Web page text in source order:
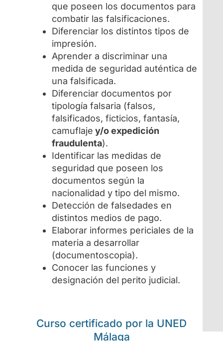
que poseen los documentos para
combatir las falsificaciones.
Diferenciar los distintos tipos de
impresión.
Aprender a discriminar una
medida de seguridad auténtica de
una falsificada.
Diferenciar documentos por
tipología falsaria (falsos,
falsificados, ficticios, fantasía,
camuflaje y/o expedición
fraudulenta).
Identificar las medidas de
seguridad que poseen los
documentos según la
nacionalidad y tipo del mismo.
Detección de falsedades en
distintos medios de pago.
Elaborar informes periciales de la
materia a desarrollar
(documentoscopia).
Conocer las funciones y
designación del perito judicial.
Curso certificado por la UNED
Málaga